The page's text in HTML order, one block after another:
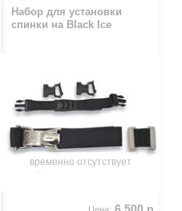
Набор для установки
спинки на Black Ice
временно отсутствует
Цена: